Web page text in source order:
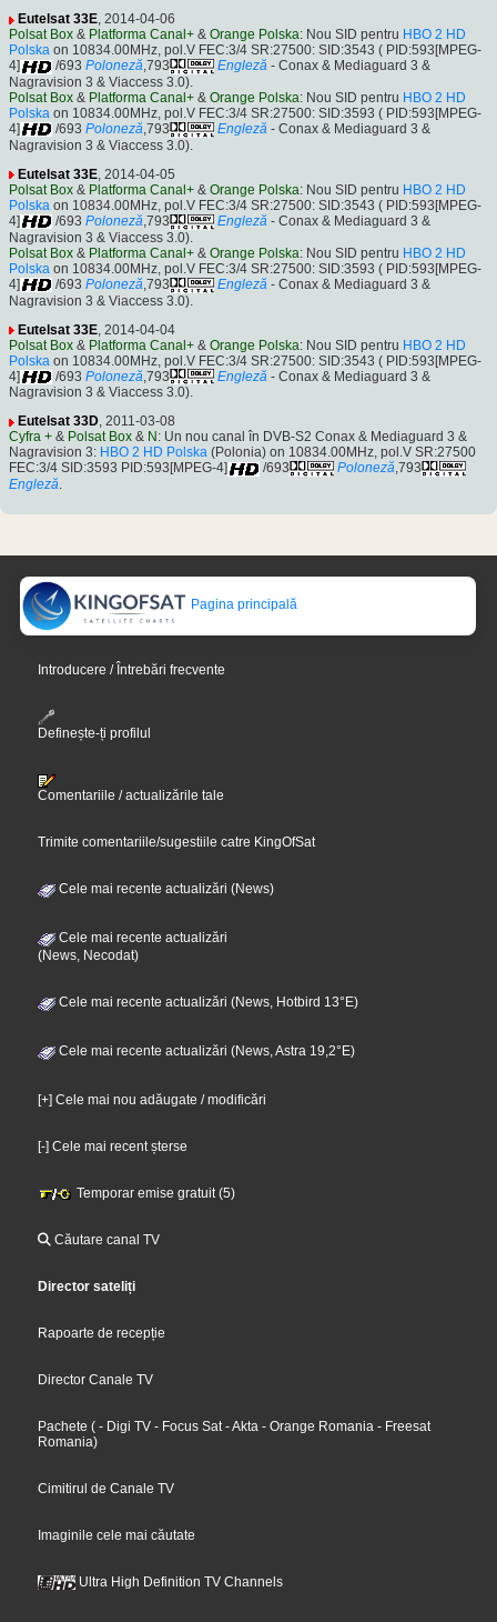
Eutelsat 33E, 2014-04-06
Polsat Box & Platforma Canal+ & Orange Polska: Nou SID pentru HBO 2 HD
Polska on 10834.00MHz, pol.V FEC:3/4 SR:27500: SID:3543 ( PID:593[MPEG-
4]
/693 Poloneză,793 Engleză - Conax & Mediaguard 3 &
Nagravision 3 & Viaccess 3.0).
Polsat Box & Platforma Canal+ & Orange Polska: Nou SID pentru HBO 2 HD
Polska on 10834.00MHz, pol.V FEC:3/4 SR:27500: SID:3593 ( PID:593[MPEG-
4]
/693 Poloneză,793 Engleză - Conax & Mediaguard 3 &
Nagravision 3 & Viaccess 3.0).
Eutelsat 33E, 2014-04-05
Polsat Box & Platforma Canal+ & Orange Polska: Nou SID pentru HBO 2 HD
Polska on 10834.00MHz, pol.V FEC:3/4 SR:27500: SID:3543 ( PID:593[MPEG-
4]
/693 Poloneză,793 Engleză - Conax & Mediaguard 3 &
Nagravision 3 & Viaccess 3.0).
Polsat Box & Platforma Canal+ & Orange Polska: Nou SID pentru HBO 2 HD
Polska on 10834.00MHz, pol.V FEC:3/4 SR:27500: SID:3593 ( PID:593[MPEG-
4]
/693 Poloneză ,793 Engleză - Conax & Mediaguard 3 &
Nagravision 3 & Viaccess 3.0).
Eutelsat 33E , 2014-04-04
Polsat Box & Platforma Canal+ & Orange Polska: Nou SID pentru HBO 2 HD
Polska on 10834.00MHz, pol.V FEC:3/4 SR:27500: SID:3543 ( PID:593[MPEG-
4]
/693 Poloneză ,793 Engleză - Conax & Mediaguard 3 &
Nagravision 3 & Viaccess 3.0).
Eutelsat 33D, 2011-03-08
Cyfra + & Polsat Box & N : Un nou canal în DVB-S2 Conax & Mediaguard 3 &
Nagravision 3: HBO 2 HD Polska (Polonia) on 10834.00MHz, pol.V SR:27500
FEC:3/4 SID:3593 PID:593[MPEG-4]
/693 Poloneză,793
Engleză.
Pagina principală
Introducere / Întrebări frecvente
Definește-ți profilul
Comentariile / actualizările tale
Trimite comentariile/sugestiile catre KingOfSat
Cele mai recente actualizări (News)
Cele mai recente actualizări
(News, Necodat)
Cele mai recente actualizări (News, Hotbird 13°E)
Cele mai recente actualizări (News, Astra 19,2°E)
[+] Cele mai nou adăugate / modificări
[-] Cele mai recent șterse
Temporar emise gratuit (5)
Căutare canal TV
Director sateliți
Rapoarte de recepție
Director Canale TV
Pachete (- Digi TV - Focus Sat- Akta - Orange Romania - Freesat
Romania)
Cimitirul de Canale TV
Imaginile cele mai căutate
Ultra High Definition TV Channels